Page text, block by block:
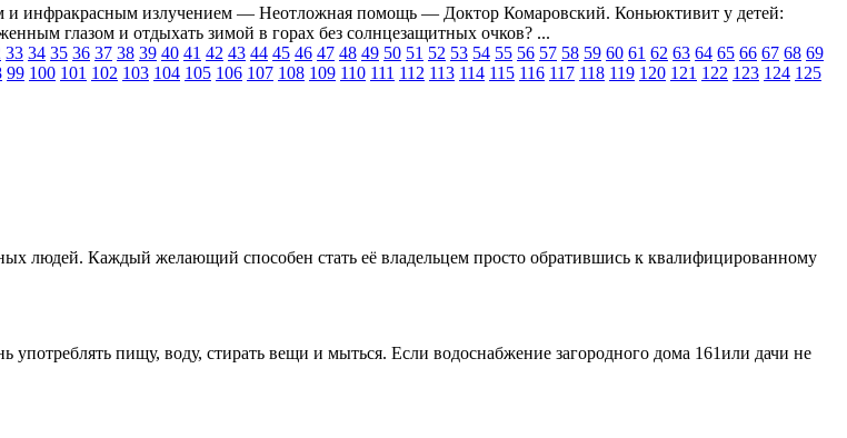
и инфракрасным излучением — Неотложная помощь — Доктор Комаровский. Коньюктивит у детей:
глазом и отдыхать зимой в горах без солнцезащитных очков? ...
33 34 35 36 37 38 39 40 41 42 43 44 45 46 47 48 49 50 51 52 53 54 55 56 57 58 59 60 61 62 63 64 65 66 67 68 69
99 100 101 102 103 104 105 106 107 108 109 110 111 112 113 114 115 116 117 118 119 120 121 122 123 124 125
людей. Каждый желающий способен стать её владельцем просто обратившись к квалифицированному
пищу, воду, стирать вещи и мыться. Если водоснабжение загородного дома 161или дачи не